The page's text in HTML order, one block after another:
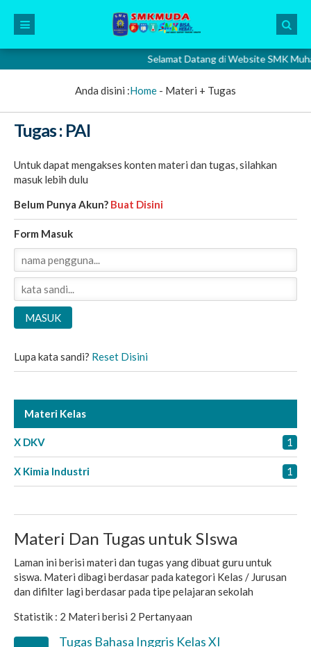
Selamat Datang di Website SMK
Anda disini :Home - Materi + Tugas
Tugas : PAI
Untuk dapat mengakses konten materi dan tugas, silahkan
masuk lebih dulu
Belum Punya Akun? Buat Disini
Form Masuk
Lupa kata sandi? Reset Disini
Materi Kelas
X DKV 1
X Kimia Industri 1
Materi Dan Tugas untuk SIswa
Laman ini berisi materi dan tugas yang dibuat guru untuk
siswa. Materi dibagi berdasar pada kategori Kelas / Jurusan
dan difilter lagi berdasar pada tipe pelajaran sekolah
Statistik : 2 Materi berisi 2 Pertanyaan
Tugas Bahasa Inggris Kelas XI